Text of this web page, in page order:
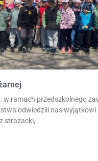
w ramach przedszkolnego
odwiedzili nas wyjątkowi
strażacki,